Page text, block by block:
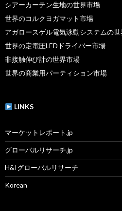
シアーカーテン生地の世界市場
世界のコルクヨガマット市場
アガロースゲル電気泳動システムの
世界の定電圧LEDドライバー市場
非接触伸び計の世界市場
世界の商業用パーティション市場
LINKS
マーケットレポート.jp
グローバルリサーチ.jp
H&Iグローバルリサーチ
Korean